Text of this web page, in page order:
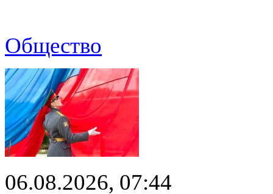
Общество
06.08.2026, 07:44